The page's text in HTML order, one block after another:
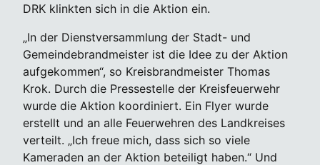
DRK klinkten sich in die Aktion ein.
„In der Dienstversammlung der Stadt- und
Gemeindebrandmeister ist die Idee zu der Aktion
aufgekommen“, so Kreisbrandmeister Thomas
Krok. Durch die Pressestelle der Kreisfeuerwehr
wurde die Aktion koordiniert. Ein Flyer wurde
erstellt und an alle Feuerwehren des Landkreises
verteilt. „Ich freue mich, dass sich so viele
Kameraden an der Aktion beteiligt haben.“ Und